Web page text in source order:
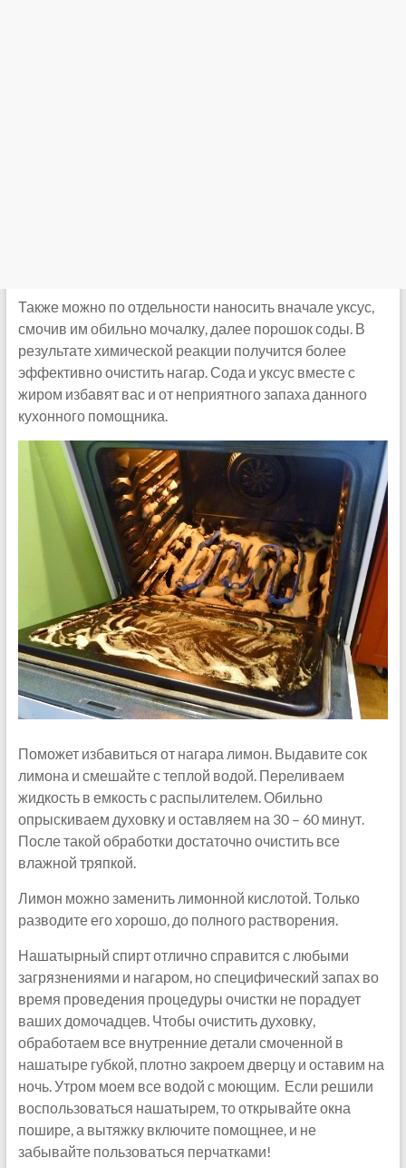
Также можно по отдельности наносить вначале уксус,
смочив им обильно мочалку, далее порошок соды. В
результате химической реакции получится более
эффективно очистить нагар. Сода и уксус вместе с
жиром избавят вас и от неприятного запаха данного
кухонного помощника.
Поможет избавиться от нагара лимон. Выдавите сок
лимона и смешайте с теплой водой. Переливаем
жидкость в емкость с распылителем. Обильно
опрыскиваем духовку и оставляем на 30 – 60 минут.
После такой обработки достаточно очистить все
влажной тряпкой.
Лимон можно заменить лимонной кислотой. Только
разводите его хорошо, до полного растворения.
Нашатырный спирт отлично справится с любыми
загрязнениями и нагаром, но специфический запах во
время проведения процедуры очистки не порадует
ваших домочадцев. Чтобы очистить духовку,
обработаем все внутренние детали смоченной в
нашатыре губкой, плотно закроем дверцу и оставим на
ночь. Утром моем все водой с моющим. Если решили
воспользоваться нашатырем, то открывайте окна
пошире, а вытяжку включите помощнее, и не
забывайте пользоваться перчатками!